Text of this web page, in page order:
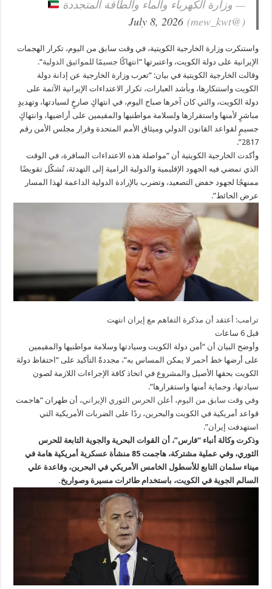
— وزارة الكهرباء والماء والطاقة المتجددة
(@mew_kwt)
July 8, 2026
واستنكرت وزارة الخارجية الكويتية، في وقت سابق من اليوم، تكرار الهجمات
الإيرانية على دولة الكويت، واعتبرتها “ انتهاكًا جسيمًا للمواثيق الدولية“.
وقالت الخارجية الكويتية في بيان: “تعرب وزارة الخارجية عن إدانة دولة
الكويت واستنكارها، وبأشد العبارات، تكرار الاعتداءات الإيرانية الآثمة على
دولة الكويت، والتي كان آخرها صباح اليوم، في انتهاكٍ صارخٍ لسيادتها، وتهديدٍ
مباشرٍ لأمنها واستقرارها ولسلامة مواطنيها والمقيمين على أراضيها، وانتهاكٍ
جسيمٍ لقواعد القانون الدولي وميثاق الأمم المتحدة وقرار مجلس الأمن رقم
2817”.
وأكدت الخارجية الكويتية أن “مواصلة هذه الاعتداءات السافرة، في الوقت
الذي تمضي فيه الجهود الإقليمية والدولية الرامية إلى التهدئة، تُشكّل تقويضًا
ممنهجًا لجهود خفض التصعيد، وتضرب بالإرادة الدولية الداعمة لهذا المسار
عرض الحائط”.
ترامب: أعتقد أن مذكرة التفاهم مع إيران انتهت
قبل 6 ساعات
وأوضح البيان أن “أمن دولة الكويت وسيادتها وسلامة مواطنيها والمقيمين
على أرضها خط أحمر لا يمكن المساس به”، مجددةً التأكيد على “احتفاظ دولة
الكويت بحقها الأصيل والمشروع في اتخاذ كافة الإجراءات اللازمة لصون
سيادتها، وحماية أمنها واستقرارها”.
وفي وقت سابق من اليوم، أعلن الحرس الثوري الإيراني، أن طهران “هاجمت
قواعد أمريكية في الكويت والبحرين، ردًا على الضربات الأمريكية التي
استهدفت إيران”.
وذكرت وكالة أنباء “فارس”، أن القوات البحرية والجوية التابعة للحرس
الثوري، وفي عملية مشتركة، هاجمت 85 منشأة عسكرية أمريكية هامة في
ميناء سلمان التابع للأسطول الخامس الأمريكي في البحرين، وقاعدة علي
السالم الجوية في الكويت، باستخدام طائرات مسيرة وصواريخ.